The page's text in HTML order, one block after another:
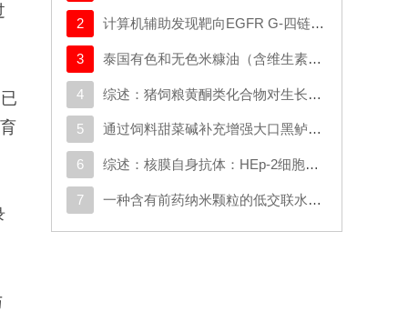
2 计算机辅助发现靶向EGFR G-四链体（G-Quadruplex, G4）的菲并咪唑衍生物诱导胶质母细胞瘤并发多细胞器损伤
3 泰国有色和无色米糠油（含维生素E同系物和γ-谷维素）的抗氧化、抗炎和骨重塑调节活性
4 综述：猪饲粮黄酮类化合物对生长性能及抗氧化应答的影响：一项包含探索性剂量-时间关系的系统评价与Meta分析
5 通过饲料甜菜碱补充增强大口黑鲈的肝脏抗氧化能力和碳水化合物、脂质及胆汁酸代谢
6 综述：核膜自身抗体：HEp-2细胞底物的功能解剖学
7 一种含有前药纳米颗粒的低交联水凝胶可通过调节神经炎症和细胞外基质沉积来促进脊髓再生